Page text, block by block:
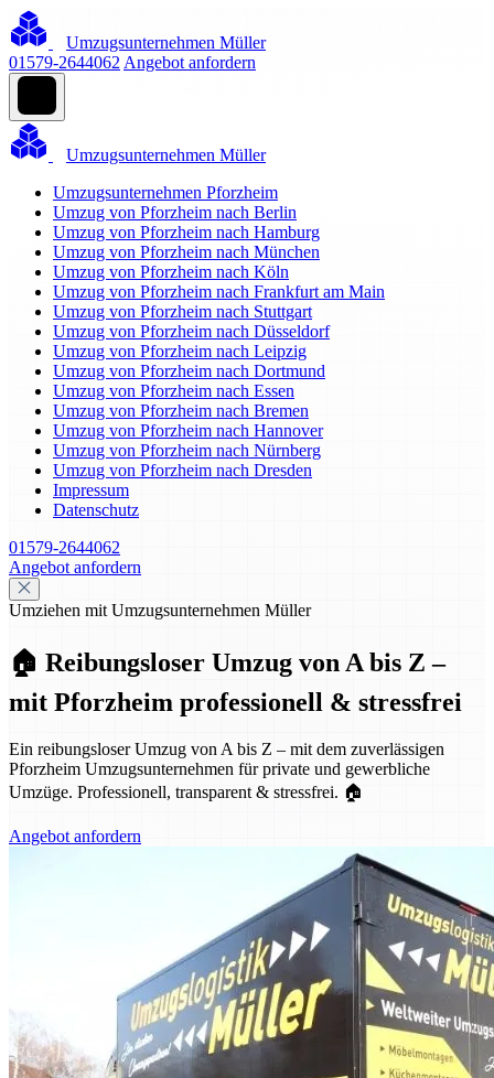
Umzugsunternehmen Müller
01579-2644062 Angebot anfordern
Umzugsunternehmen Müller
Umzugsunternehmen Pforzheim
Umzug von Pforzheim nach Berlin
Umzug von Pforzheim nach Hamburg
Umzug von Pforzheim nach München
Umzug von Pforzheim nach Köln
Umzug von Pforzheim nach Frankfurt am Main
Umzug von Pforzheim nach Stuttgart
Umzug von Pforzheim nach Düsseldorf
Umzug von Pforzheim nach Leipzig
Umzug von Pforzheim nach Dortmund
Umzug von Pforzheim nach Essen
Umzug von Pforzheim nach Bremen
Umzug von Pforzheim nach Hannover
Umzug von Pforzheim nach Nürnberg
Umzug von Pforzheim nach Dresden
Impressum
Datenschutz
01579-2644062
Angebot anfordern
Umziehen mit Umzugsunternehmen Müller
🏠 Reibungsloser Umzug von A bis Z –
mit Pforzheim professionell & stressfrei
Ein reibungsloser Umzug von A bis Z – mit dem zuverlässigen
Pforzheim Umzugsunternehmen für private und gewerbliche
Umzüge. Professionell, transparent & stressfrei. 🏠
Angebot anfordern